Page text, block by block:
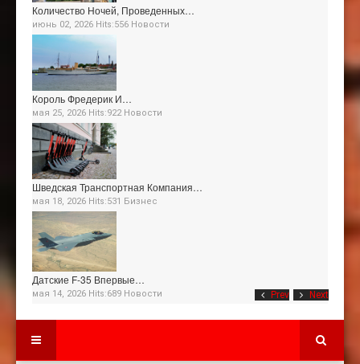
Prev Next
Количество Ночей, Проведенных…
июнь 02, 2026 Hits:556 Новости
Король Фредерик И…
мая 25, 2026 Hits:922 Новости
Шведская Транспортная Компания…
мая 18, 2026 Hits:531 Бизнес
Датские F-35 Впервые…
мая 14, 2026 Hits:689 Новости